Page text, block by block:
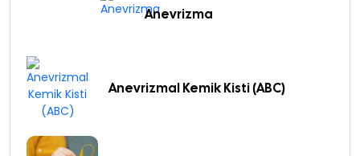
Anevrizma
Anevrizmal Kemik Kisti (ABC)